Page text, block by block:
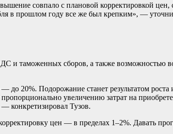
совпало с плановой корректировкой
в прошлом году все же был крепким», —
и таможенных сборов, а также возможностью
20%. Подорожание станет результатом роста
увеличению затрат на
конкретизировал Тузов.
цен — в пределах 1–2%. Давать